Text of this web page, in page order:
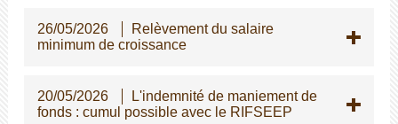
26/05/2026
Relèvement du salaire
minimum de croissance
20/05/2026
L'indemnité de maniement de
fonds : cumul possible avec le RIFSEEP